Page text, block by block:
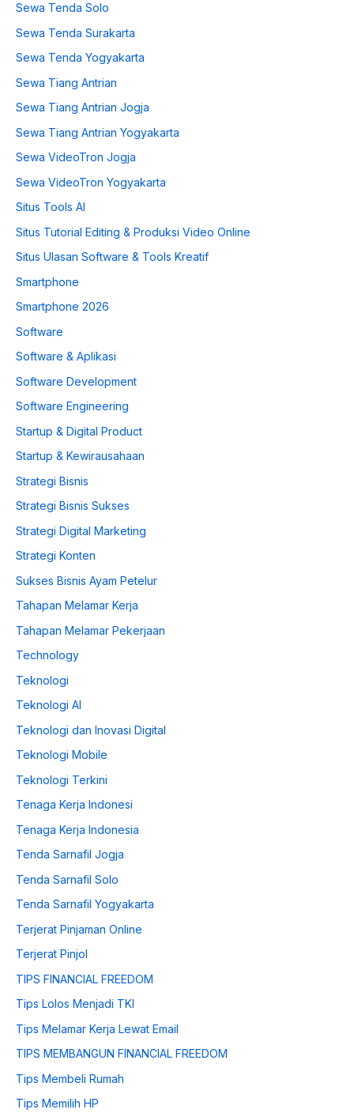
Sewa Tenda Solo
Sewa Tenda Surakarta
Sewa Tenda Yogyakarta
Sewa Tiang Antrian
Sewa Tiang Antrian Jogja
Sewa Tiang Antrian Yogyakarta
Sewa VideoTron Jogja
Sewa VideoTron Yogyakarta
Situs Tools AI
Situs Tutorial Editing & Produksi Video Online
Situs Ulasan Software & Tools Kreatif
Smartphone
Smartphone 2026
Software
Software & Aplikasi
Software Development
Software Engineering
Startup & Digital Product
Startup & Kewirausahaan
Strategi Bisnis
Strategi Bisnis Sukses
Strategi Digital Marketing
Strategi Konten
Sukses Bisnis Ayam Petelur
Tahapan Melamar Kerja
Tahapan Melamar Pekerjaan
Technology
Teknologi
Teknologi AI
Teknologi dan Inovasi Digital
Teknologi Mobile
Teknologi Terkini
Tenaga Kerja Indonesi
Tenaga Kerja Indonesia
Tenda Sarnafil Jogja
Tenda Sarnafil Solo
Tenda Sarnafil Yogyakarta
Terjerat Pinjaman Online
Terjerat Pinjol
TIPS FINANCIAL FREEDOM
Tips Lolos Menjadi TKI
Tips Melamar Kerja Lewat Email
TIPS MEMBANGUN FINANCIAL FREEDOM
Tips Membeli Rumah
Tips Memilih HP